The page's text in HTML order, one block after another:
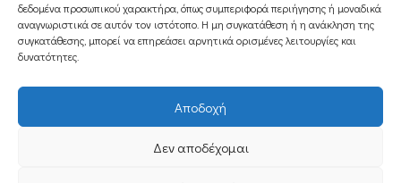
δεδομένα προσωπικού χαρακτήρα, όπως συμπεριφορά περιήγησης ή μοναδικά
αναγνωριστικά σε αυτόν τον ιστότοπο. Η μη συγκατάθεση ή η ανάκληση της
συγκατάθεσης, μπορεί να επηρεάσει αρνητικά ορισμένες λειτουργίες και
δυνατότητες.
Αποδοχή
Δεν αποδέχομαι
© Designed byeQuality.gr. All Rights Reserved